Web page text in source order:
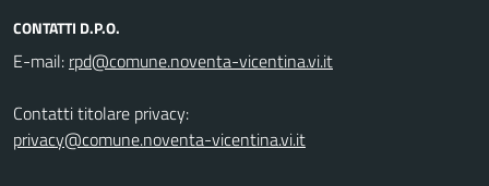
CONTATTI D.P.O.
E-mail:
Contatti titolare privacy:
privacy@comune.noventa-vicentina.vi.it